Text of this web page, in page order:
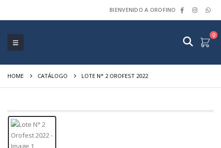
BIENVENIDO A OROFINO
0
HOME CATÁLOGO LOTE N° 2 OROFEST 2022